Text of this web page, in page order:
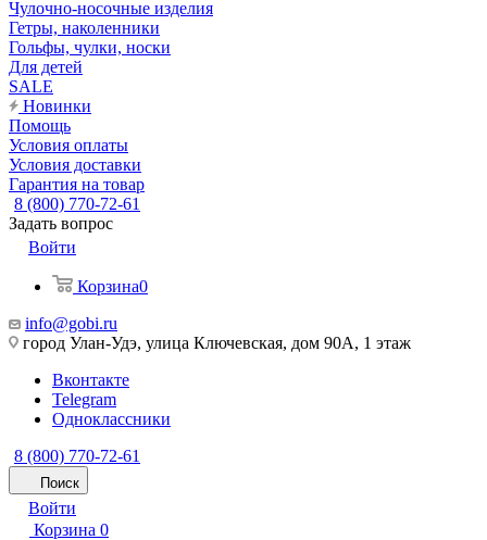
Чулочно-носочные изделия
Гетры, наколенники
Гольфы, чулки, носки
Для детей
SALE
Новинки
Помощь
Условия оплаты
Условия доставки
Гарантия на товар
8 (800) 770-72-61
Задать вопрос
Войти
Корзина0
info@gobi.ru
город Улан-Удэ, улица Ключевская, дом 90А, 1 этаж
Вконтакте
Telegram
Одноклассники
8 (800) 770-72-61
Поиск
Войти
Корзина 0